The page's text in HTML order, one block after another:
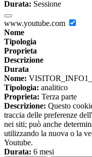
Durata: Sessione
www.youtube.com
Nome
Tipologia
Proprieta
Descrizione
Durata
Nome:
Tipologia: analitico
Proprieta: Terza parte
Descrizione: Questo
traccia delle preferenze
nei siti; può anche
utilizzando la nuova o la
Youtube.
Durata: 6 mesi